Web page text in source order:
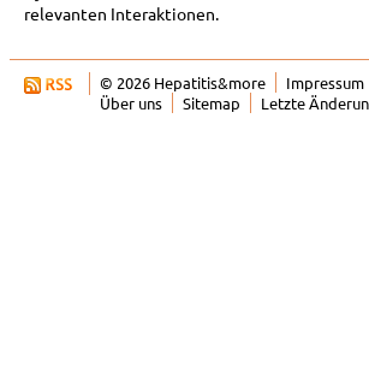
relevanten Interaktionen.
© 2026 Hepatitis&more Impressum
Über uns
Sitemap Letzte